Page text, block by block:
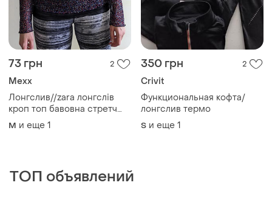
73 грн 2
Mexx
Лонгслив//zara лонгслів
кроп топ бавовна стретч
дрібний рубчик
M и еще 1
350 грн 2
Crivit
Функциональная кофта/
лонгслив термо
S и еще 1
ТОП объявлений